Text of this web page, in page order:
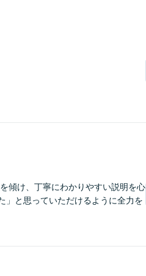
傾け、丁寧にわかりやすい説明を心
」と思っていただけるように全力を